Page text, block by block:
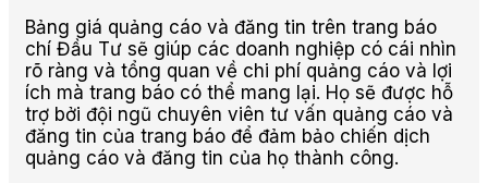
Bảng giá quảng cáo và đăng tin trên trang báo
chí Đầu Tư sẽ giúp các doanh nghiệp có cái nhìn
rõ ràng và tổng quan về chi phí quảng cáo và lợi
ích mà trang báo có thể mang lại. Họ sẽ được hỗ
trợ bởi đội ngũ chuyên viên tư vấn quảng cáo và
đăng tin của trang báo để đảm bảo chiến dịch
quảng cáo và đăng tin của họ thành công.